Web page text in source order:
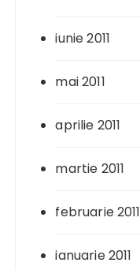
iunie 2011
mai 2011
aprilie 2011
martie 2011
februarie 2011
ianuarie 2011